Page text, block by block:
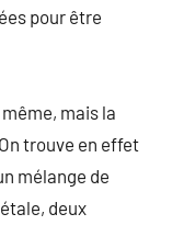
pour être
mais la
trouve en effet
mélange de
deux